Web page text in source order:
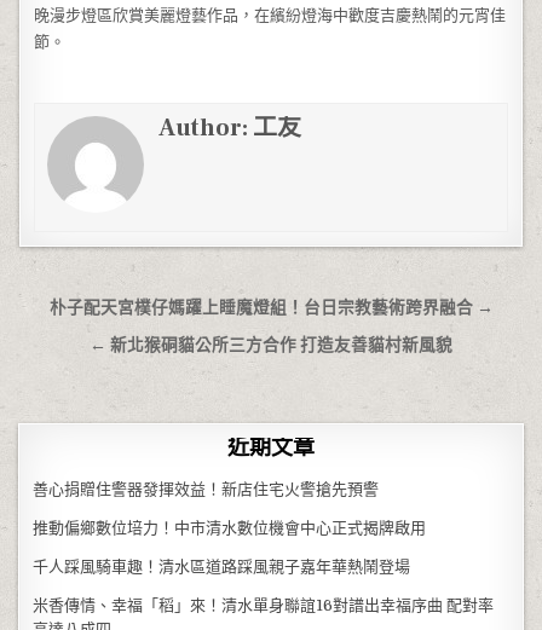
晚漫步燈區欣賞美麗燈藝作品，在繽紛燈海中歡度吉慶熱鬧的元宵佳
節。
Author: 工友
文章導覽
朴子配天宮樸仔媽躍上睡魔燈組！台日宗教藝術跨界融合 →
← 新北猴硐貓公所三方合作 打造友善貓村新風貌
近期文章
善心捐贈住警器發揮效益！新店住宅火警搶先預警
推動偏鄉數位培力！中市清水數位機會中心正式揭牌啟用
千人踩風騎車趣！清水區道路踩風親子嘉年華熱鬧登場
米香傳情、幸福「稻」來！清水單身聯誼16對譜出幸福序曲 配對率